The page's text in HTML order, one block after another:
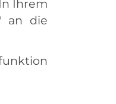
Ihrem
an die